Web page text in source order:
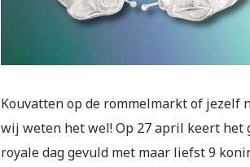
Kouvatten op de rommelmarkt of jezelf
wij weten het wel! Op 27 april keert het
royale dag gevuld met maar liefst 9